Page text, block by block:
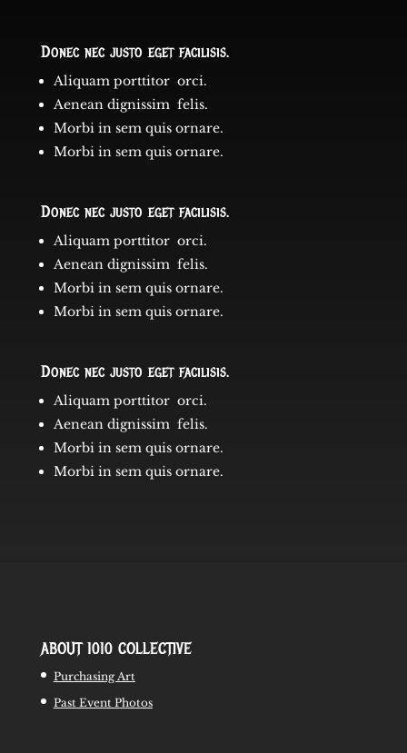
Donec nec justo eget facilisis.
Aliquam porttitor orci.
Aenean dignissim felis.
Morbi in sem quis ornare.
Morbi in sem quis ornare.
Donec nec justo eget facilisis.
Aliquam porttitor orci.
Aenean dignissim felis.
Morbi in sem quis ornare.
Morbi in sem quis ornare.
Donec nec justo eget facilisis.
Aliquam porttitor orci.
Aenean dignissim felis.
Morbi in sem quis ornare.
Morbi in sem quis ornare.
ABOUT 1010 COLLECTIVE
Purchasing Art
Past Event Photos